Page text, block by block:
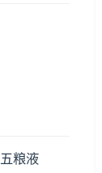
粮液